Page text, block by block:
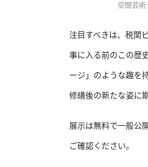
空間芸術
注目すべきは、税関
事に入る前のこの歴
ージ」のような趣を
修繕後の新たな姿に
展示は無料で一般公
ご確認ください。